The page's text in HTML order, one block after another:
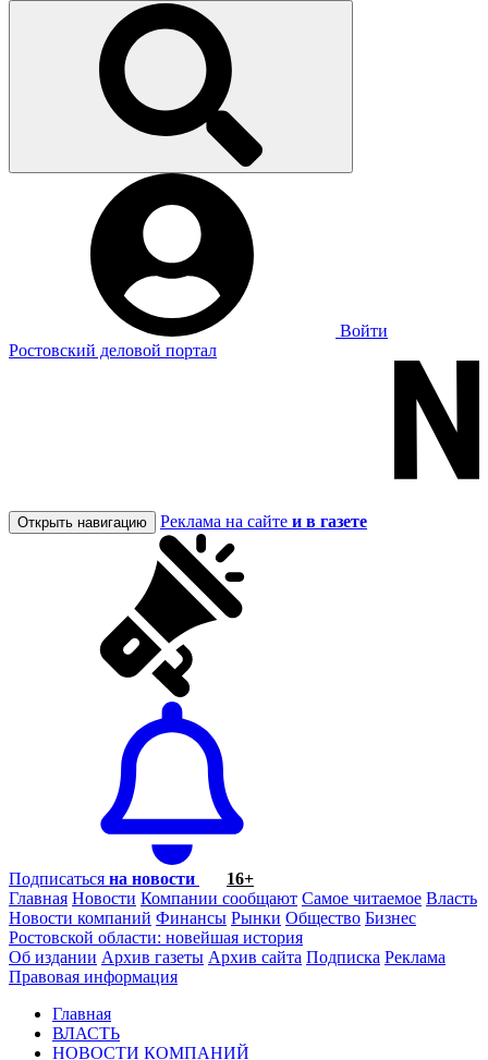
Войти
Ростовский деловой портал
Открыть навигацию Реклама на сайте и в газете
Подписаться на новости
16+
Главная Новости Компании сообщают Самое читаемое Власть
Новости компаний Финансы Рынки Общество Бизнес
Ростовской области: новейшая история
Об издании Архив газеты Архив сайта Подписка Реклама
Правовая информация
Главная
ВЛАСТЬ
НОВОСТИ КОМПАНИЙ